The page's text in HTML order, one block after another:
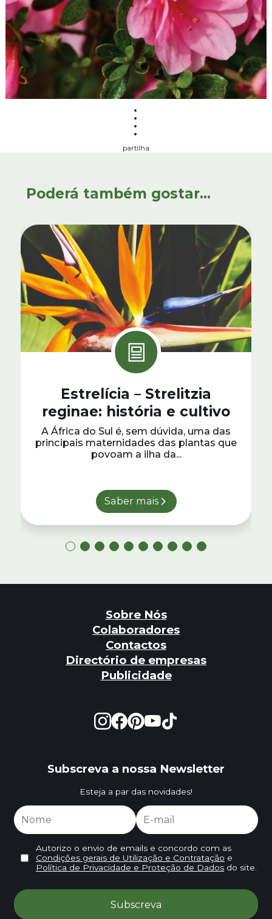
partilha
Poderá também gostar...
Estrelícia – Strelitzia
reginae: história e cultivo
A África do Sul é, sem dúvida, uma das
principais maternidades das plantas que
povoam a ilha da...
Saber mais
Sobre Nós
Colaboradores
Contactos
Directório de empresas
Publicidade
Subscreva a nossa Newsletter
Esteja a par das novidades!
Autorizo o envio de emails e concordo com as
Condições gerais de Utilização e Contratação e
Política de Privacidade e Proteção de Dadosdo site.